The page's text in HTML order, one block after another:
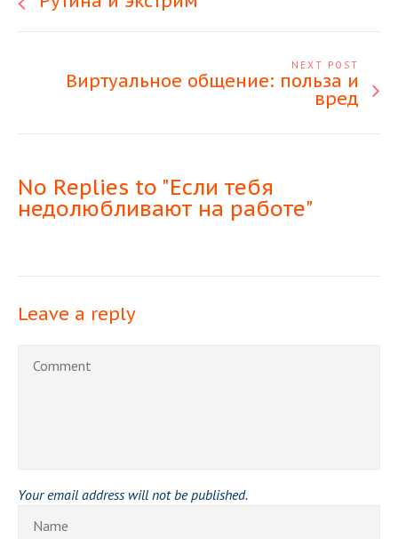
NEXT POST
Виртуальное общение: польза и
вред
No Replies to "Если тебя
недолюбливают на работе"
Leave a reply
Your email address will not be published.